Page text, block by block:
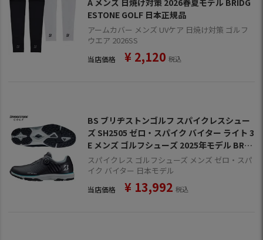
A メンズ 日焼け対策 2026春夏モデル BRIDG
ESTONE GOLF 日本正規品
アームカバー メンズ UVケア 日焼け対策 ゴルフ
ウエア 2026SS
当店価格 ¥ 2,120 税込
BS ブリヂストンゴルフ スパイクレスシュー
ズ SH2505 ゼロ・スパイク バイター ライト 3
E メンズ ゴルフシューズ 2025年モデル BRID
GESTONE GOLF 日本正規品
スパイクレス ゴルフシューズ メンズ ゼロ・スパ
イク バイター 日本モデル
当店価格 ¥ 13,992 税込